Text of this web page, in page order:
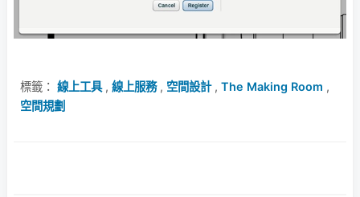
標籤： 線上工具, 線上服務, 空間設計, The Making Room ,
空間規劃